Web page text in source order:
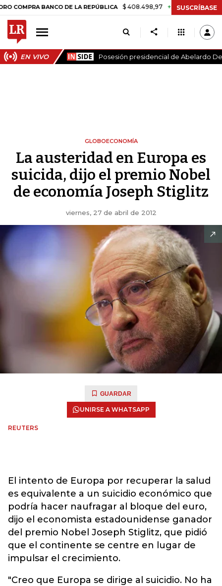
BANCO DE LA REPÚBLICA $ 408.498,97 +$ 8.753,81 +2,19%
SUSCRÍBASE
EN VIVO Posesión presidencial de Abelardo
GLOBOECONOMÍA
La austeridad en Europa es
suicida, dijo el premio Nobel
de economía Joseph Stiglitz
viernes, 27 de abril de 2012
GUARDAR
UNIRSE A WHATSAPP
REUTERS
El intento de Europa por recuperar la salud
es equivalente a un suicidio económico que
podría hacer naufragar al bloque del euro,
dijo el economista estadounidense ganador
del premio Nobel Joseph Stiglitz, que pidió
que el continente se centre en lugar de
impulsar el crecimiento.
"Creo que Europa se dirige al suicidio. No ha